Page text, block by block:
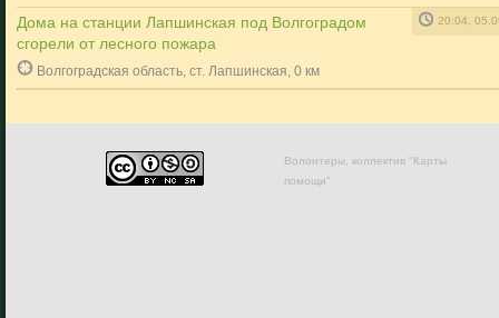
Дома на станции Лапшинская под Волгоградом
сгорели от лесного пожара
20:04,
Волгоградская область, ст. Лапшинская, 0 км
Волонтеры, коллектив "Карты
помощи"